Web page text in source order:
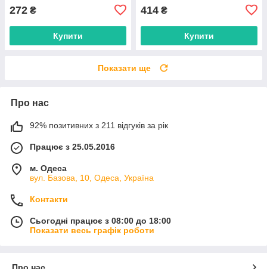
272 ₴
Купити
414 ₴
Купити
Показати ще
Про нас
92% позитивних з 211 відгуків за рік
Працює з 25.05.2016
м. Одеса
вул. Базова, 10, Одеса, Україна
Контакти
Сьогодні працює з 08:00 до 18:00
Показати весь графік роботи
Про нас